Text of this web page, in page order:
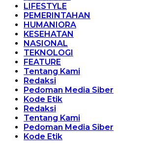
LIFESTYLE
PEMERINTAHAN
HUMANIORA
KESEHATAN
NASIONAL
TEKNOLOGI
FEATURE
Tentang Kami
Redaksi
Pedoman Media Siber
Kode Etik
Redaksi
Tentang Kami
Pedoman Media Siber
Kode Etik